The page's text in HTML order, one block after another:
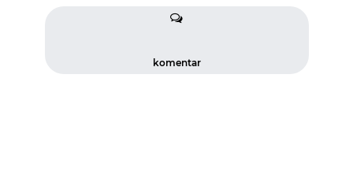
komentar